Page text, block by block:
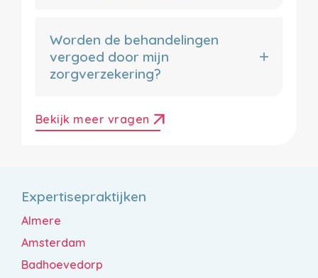
Worden de behandelingen
vergoed door mijn
zorgverzekering?
Bekijk meer vragen arrow_outward
Expertisepraktijken
Almere
Amsterdam
Badhoevedorp